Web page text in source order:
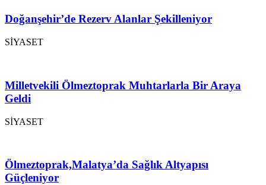
Doğanşehir’de Rezerv Alanlar Şekilleniyor
SİYASET
Milletvekili Ölmeztoprak Muhtarlarla Bir Araya
Geldi
SİYASET
Ölmeztoprak,Malatya’da Sağlık Altyapısı
Güçleniyor